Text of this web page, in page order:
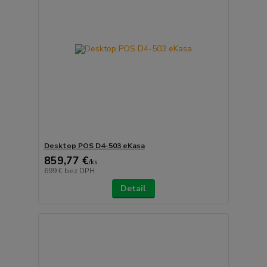
Desktop POS D4-503 eKasa
859,77 €/ks
699 € bez DPH
Detail